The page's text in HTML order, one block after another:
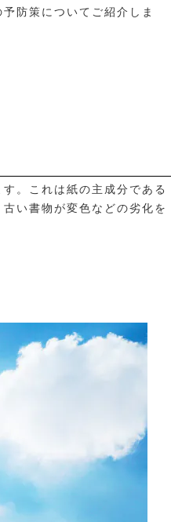
防策についてご紹介しま
。これは紙の主成分である
い書物が変色などの劣化を